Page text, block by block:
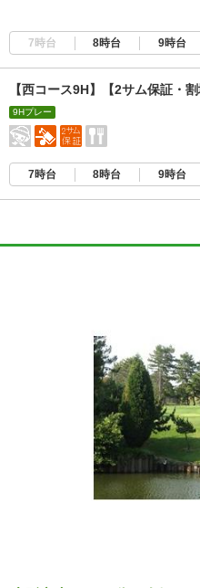
7時台 8時台 9時台
【西コース9H】【2サム保証・
9Hプレー
7時台 8時台 9時台